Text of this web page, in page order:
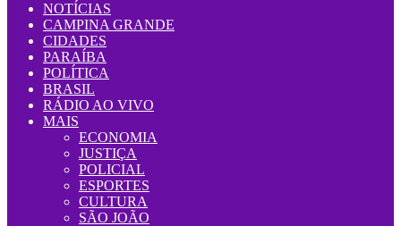
NOTÍCIAS
CAMPINA GRANDE
CIDADES
PARAÍBA
POLÍTICA
BRASIL
RÁDIO AO VIVO
MAIS
ECONOMIA
JUSTIÇA
POLICIAL
ESPORTES
CULTURA
SÃO JOÃO